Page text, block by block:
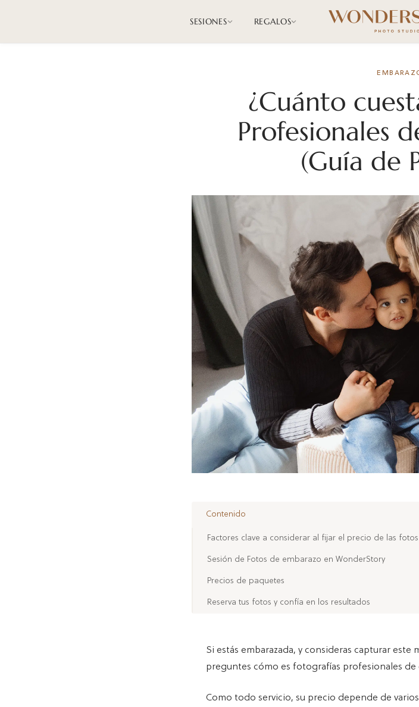
SESIONES REGALOS
¿Cuánto
Profesionales
(Guía de
Contenido
Factores clave a considerar al fijar el precio de las fotos
Sesión de Fotos de embarazo en WonderStory
Precios de paquetes
Reserva tus fotos y confía en los resultados
Si estás embarazada, y consideras capturar
preguntes cómo es fotografías profesionales de
Como todo servicio, su precio depende de